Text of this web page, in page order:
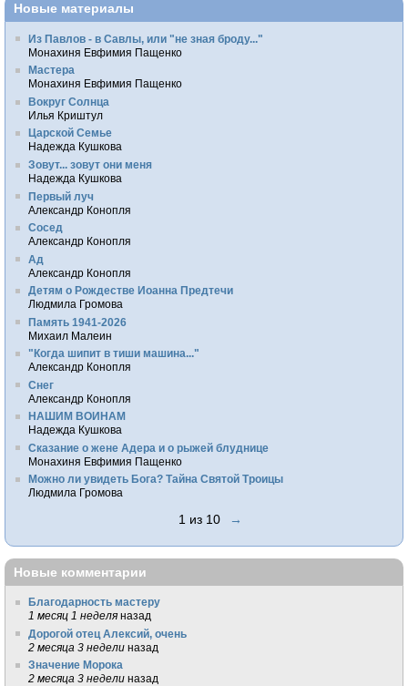
Новые материалы
Из Павлов - в Савлы, или "не зная броду..."
Монахиня Евфимия Пащенко
Мастера
Монахиня Евфимия Пащенко
Вокруг Солнца
Илья Криштул
Царской Семье
Надежда Кушкова
Зовут... зовут они меня
Надежда Кушкова
Первый луч
Александр Конопля
Сосед
Александр Конопля
Ад
Александр Конопля
Детям о Рождестве Иоанна Предтечи
Людмила Громова
Память 1941-2026
Михаил Малеин
"Когда шипит в тиши машина..."
Александр Конопля
Снег
Александр Конопля
НАШИМ ВОИНАМ
Надежда Кушкова
Сказание о жене Адера и о рыжей блуднице
Монахиня Евфимия Пащенко
Можно ли увидеть Бога? Тайна Святой Троицы
Людмила Громова
1 из 10 →
Новые комментарии
Благодарность мастеру
1 месяц 1 неделя назад
Дорогой отец Алексий, очень
2 месяца 3 недели назад
Значение Морока
2 месяца 3 недели назад